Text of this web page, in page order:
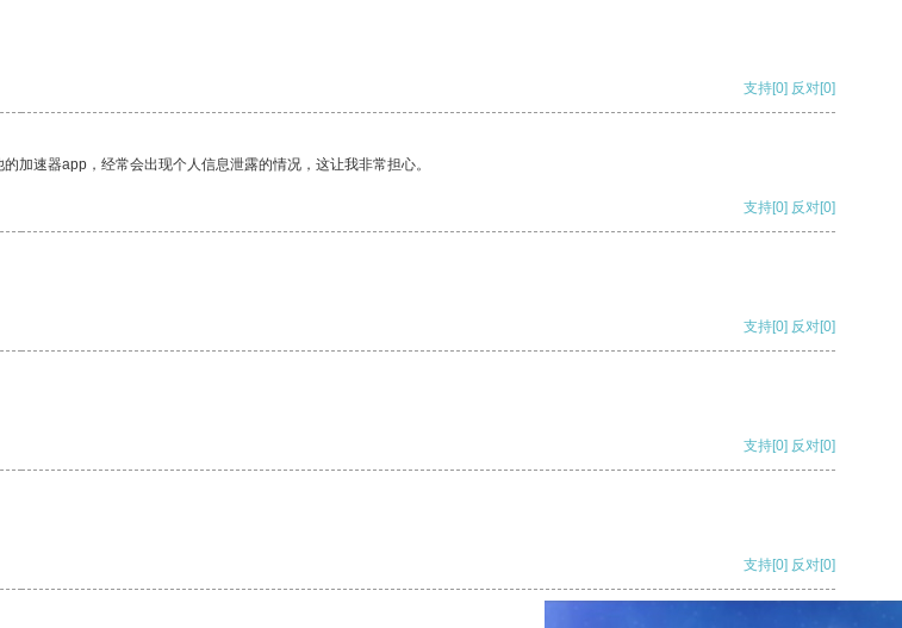
支持[0] 反对[0]
加速器app，经常会出现个人信息泄露的情况，这让我非常担心。
支持[0] 反对[0]
支持[0] 反对[0]
支持[0] 反对[0]
支持[0] 反对[0]